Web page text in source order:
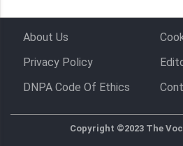
About Us
Privacy Policy
DNPA Code Of Ethics
Copyright ©2023 The